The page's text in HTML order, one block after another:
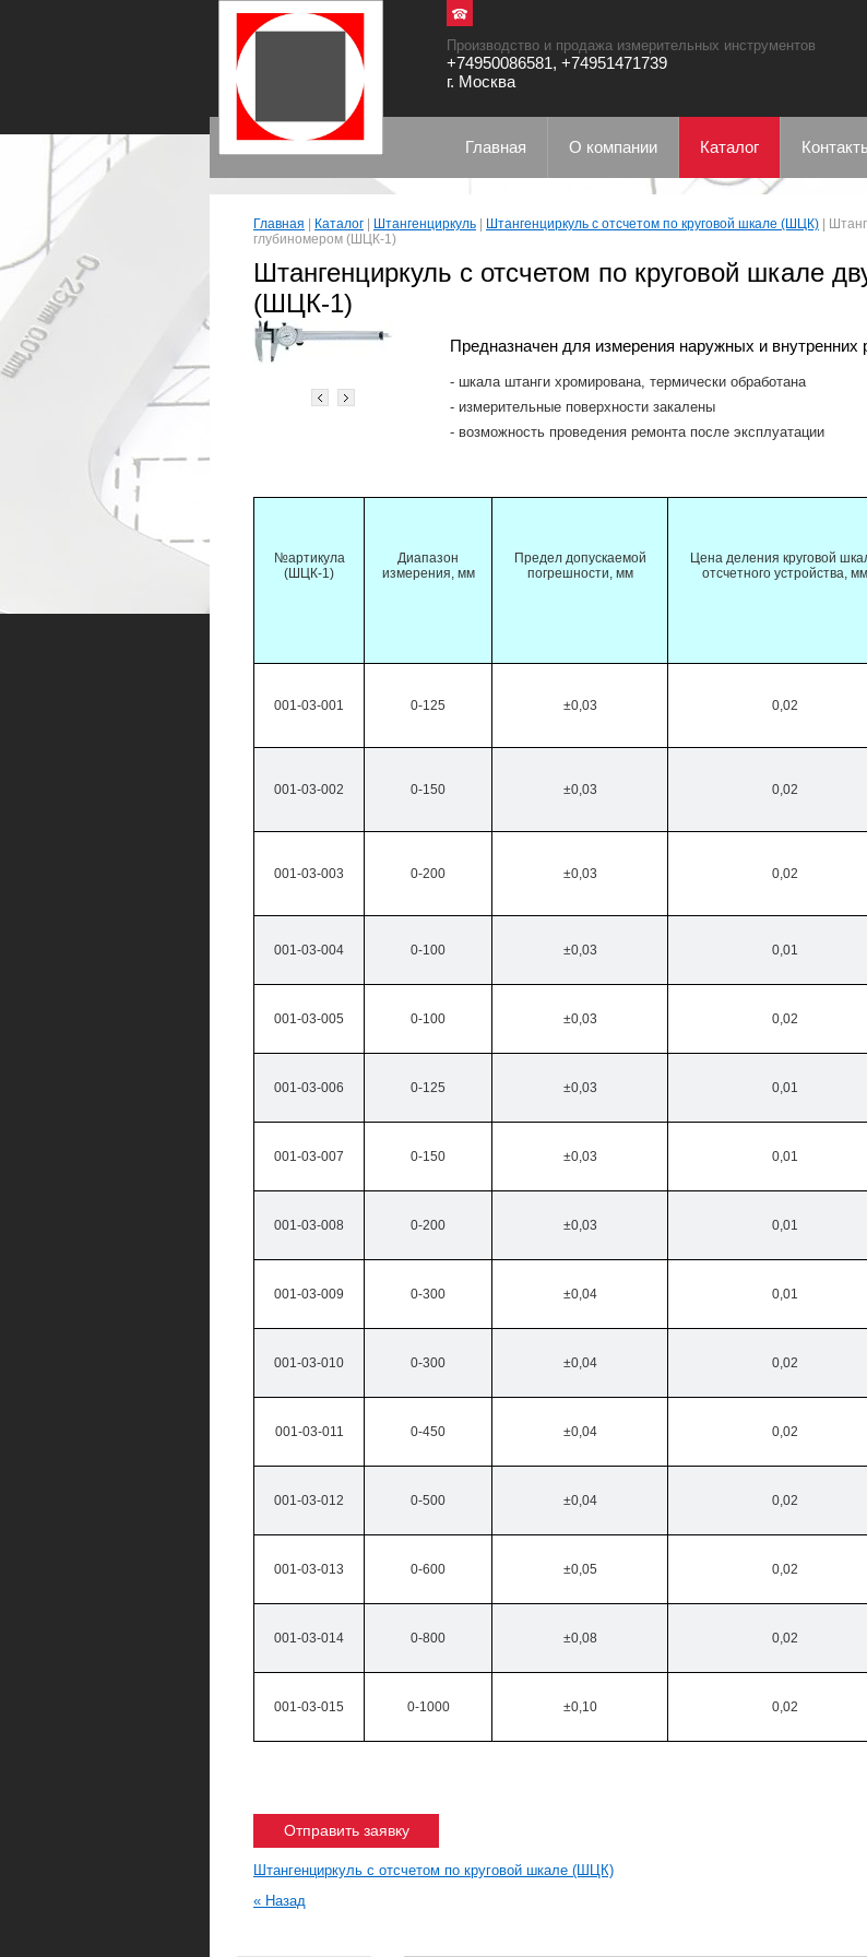
Производство и продажа измерительных инструментов
+74950086581, +74951471739
г. Москва
Главная О компании Каталог
Главная Каталог Штангенциркуль Штангенциркуль с отсчетом по круговой шкале (ШЦК)
глубиномером (ШЦК-1)
Штангенциркуль с отсчетом по круговой шкале
(ШЦК-1)
Предназначен для измерения наружных и внутренних
шкала штанги хромирована, термически обработана
измерительные поверхности закалены
возможность проведения ремонта после эксплуатации
№артикула
(ШЦК-1)
Диапазон
измерения, мм
Предел допускаемой
погрешности, мм
Цена деления круговой
отсчетного устройства, мм
001-03-001 0-125 ±0,03 0,02
001-03-002 0-150 ±0,03 0,02
001-03-003 0-200 ±0,03 0,02
001-03-004 0-100 ±0,03 0,01
001-03-005 0-100 ±0,03 0,02
001-03-006 0-125 ±0,03 0,01
001-03-007 0-150 ±0,03 0,01
001-03-008 0-200 ±0,03 0,01
001-03-009 0-300 ±0,04 0,01
001-03-010 0-300 ±0,04 0,02
001-03-011 0-450 ±0,04 0,02
001-03-012 0-500 ±0,04 0,02
001-03-013 0-600 ±0,05 0,02
001-03-014 0-800 ±0,08 0,02
001-03-015 0-1000 ±0,10 0,02
Отправить заявку
Штангенциркуль с отсчетом по круговой шкале (ШЦК)
« Назад